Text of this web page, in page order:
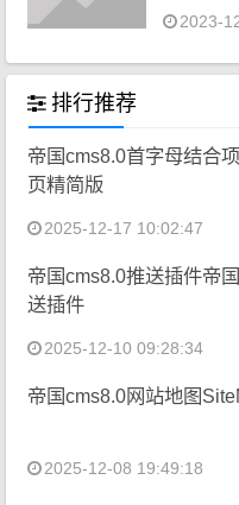
2023-
排行推荐
帝国cms8.0首字母结合
页精简版
2025-12-17 10:02:47
帝国cms8.0推送插件帝
送插件
2025-12-10 09:28:34
帝国cms8.0网站地图
2025-12-08 19:49:18